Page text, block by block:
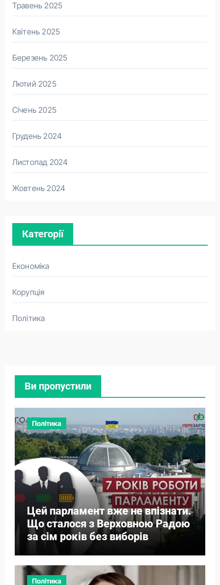
Травень 2025
Квітень 2025
Березень 2025
Лютий 2025
Січень 2025
Грудень 2024
Листопад 2024
Жовтень 2024
Категорії
Економіка
Корупція
Політика
Ви пропустили
Політика
Цей парламент вже не впізнати.
Що сталося з Верховною Радою
за сім років без виборів
Політика